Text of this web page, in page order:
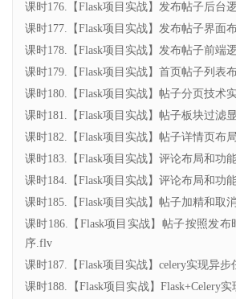
课时176.【Flask项目实战】发布帖子后台
课时177.【Flask项目实战】发布帖子界面
课时178.【Flask项目实战】发布帖子前端
课时179.【Flask项目实战】首页帖子列表
课时180.【Flask项目实战】帖子分页技术
课时181.【Flask项目实战】帖子板块过滤
课时182.【Flask项目实战】帖子详情页布
课时183.【Flask项目实战】评论布局和功
课时184.【Flask项目实战】评论布局和功
课时185.【Flask项目实战】帖子加精和取
课时186.【Flask项目实战】帖子按照发
序.flv
课时187.【Flask项目实战】celery实现异
课时188.【Flask项目实战】Flask+Celery